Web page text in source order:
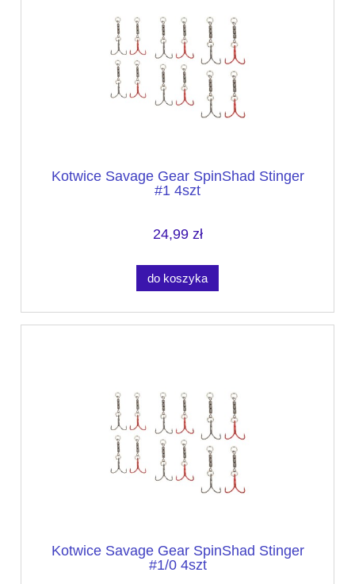
Kotwice Savage Gear SpinShad Stinger
#1 4szt
24,99 zł
do koszyka
Kotwice Savage Gear SpinShad Stinger
#1/0 4szt